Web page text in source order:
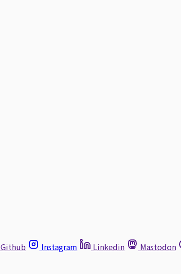
Github Instagram Linkedin Mastodon